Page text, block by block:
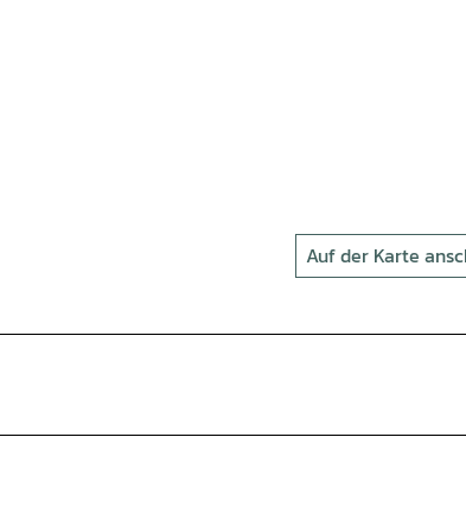
Auf der Karte